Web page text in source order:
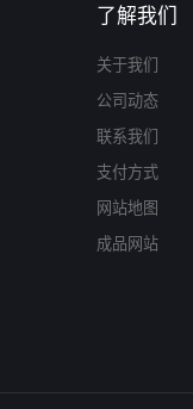
了解我们
关于我们
公司动态
联系我们
支付方式
网站地图
成品网站